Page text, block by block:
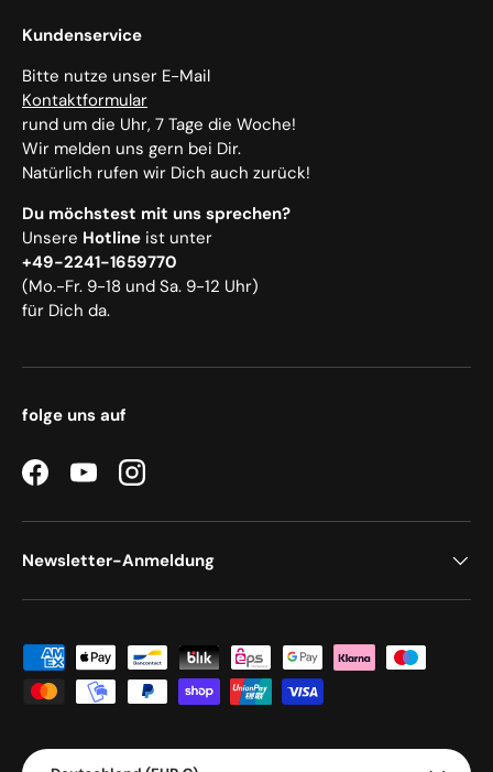
Kundenservice
Bitte nutze unser E-Mail
Kontaktformular
rund um die Uhr, 7 Tage die Woche!
Wir melden uns gern bei Dir.
Natürlich rufen wir Dich auch zurück!
Du möchstest mit uns sprechen?
Unsere Hotline ist unter
+49-2241-1659770
(Mo.-Fr. 9-18 und Sa. 9-12 Uhr)
für Dich da.
folge uns auf
FacebookYouTubeInstagram
Newsletter-Anmeldung
Zahlungsmethoden
Land/Region